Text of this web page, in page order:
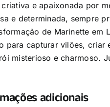
e apaixonada por
e determinada, sempre
de Marinette em
para capturar vilões, criar
misterioso e charmoso.
adicionais